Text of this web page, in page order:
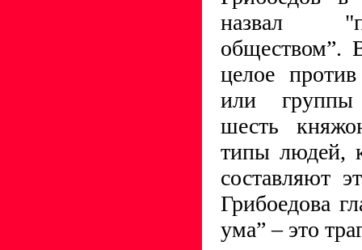
назвал
обществом”.
целое
или группы
шесть
типы людей,
составляют
Грибоедова
ума” – это